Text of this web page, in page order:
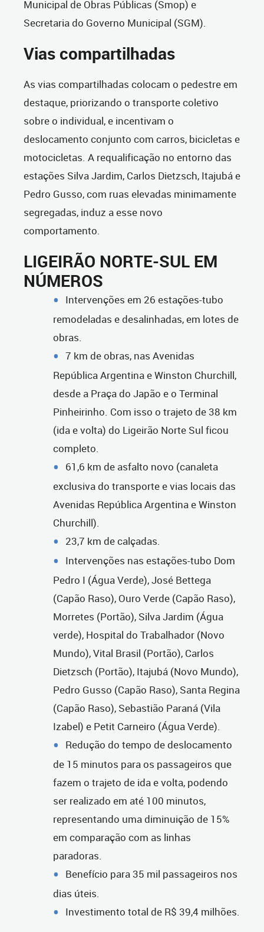
Municipal de Obras Públicas (Smop) e
Secretaria do Governo Municipal (SGM).
Vias compartilhadas
As vias compartilhadas colocam o pedestre em
destaque, priorizando o transporte coletivo
sobre o individual, e incentivam o
deslocamento conjunto com carros, bicicletas e
motocicletas. A requalificação no entorno das
estações Silva Jardim, Carlos Dietzsch, Itajubá e
Pedro Gusso, com ruas elevadas minimamente
segregadas, induz a esse novo
comportamento.
LIGEIRÃO NORTE-SUL EM
NÚMEROS
Intervenções em 26 estações-tubo
remodeladas e desalinhadas, em lotes de
obras.
7 km de obras, nas Avenidas
República Argentina e Winston Churchill,
desde a Praça do Japão e o Terminal
Pinheirinho. Com isso o trajeto de 38 km
(ida e volta) do Ligeirão Norte Sul ficou
completo.
61,6 km de asfalto novo (canaleta
exclusiva do transporte e vias locais das
Avenidas República Argentina e Winston
Churchill).
23,7 km de calçadas.
Intervenções nas estações-tubo Dom
Pedro I (Água Verde), José Bettega
(Capão Raso), Ouro Verde (Capão Raso),
Morretes (Portão), Silva Jardim (Água
verde), Hospital do Trabalhador (Novo
Mundo), Vital Brasil (Portão), Carlos
Dietzsch (Portão), Itajubá (Novo Mundo),
Pedro Gusso (Capão Raso), Santa Regina
(Capão Raso), Sebastião Paraná (Vila
Izabel) e Petit Carneiro (Água Verde).
Redução do tempo de deslocamento
de 15 minutos para os passageiros que
fazem o trajeto de ida e volta, podendo
ser realizado em até 100 minutos,
representando uma diminuição de 15%
em comparação com as linhas
paradoras.
Benefício para 35 mil passageiros nos
dias úteis.
Investimento total de R$ 39,4 milhões.